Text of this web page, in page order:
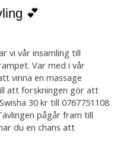
💕
vi vår insamling till
Var med i vår
vinna en massage
att forskningen gör att
30 kr till 0767751108
pågår fram till
du en chans att